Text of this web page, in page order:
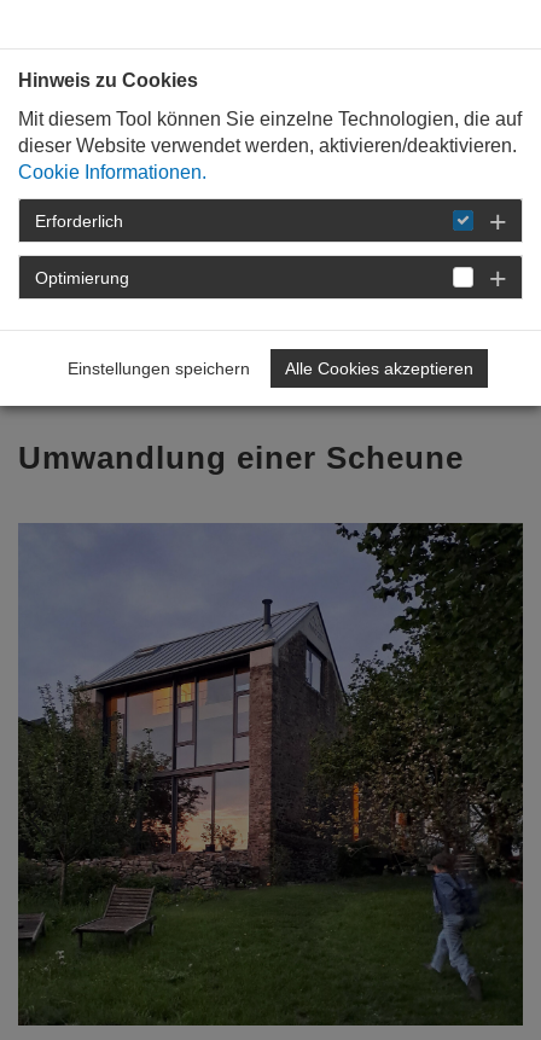
STARTSEITE
TAG DER ARCHITEKTUR 2026
PROGRAMM
Zurück zur Übersicht
Umwandlung einer Scheune
Hinweis zu Cookies
Mit diesem Tool können Sie einzelne Technologien, die auf
dieser Website verwendet werden, aktivieren/deaktivieren.
Cookie Informationen.
Erforderlich
Optimierung
Einstellungen speichern Alle Cookies akzeptieren